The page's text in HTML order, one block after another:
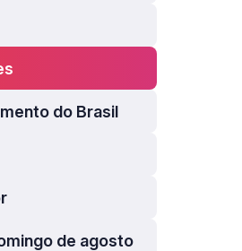
do Brasil
de agosto